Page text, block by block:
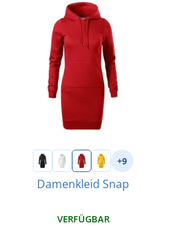
+9
Damenkleid Snap
VERFÜGBAR